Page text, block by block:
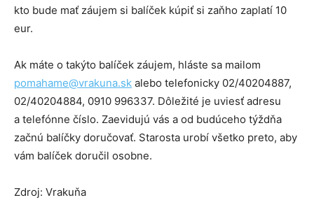
kto bude mať záujem si balíček kúpiť si zaňho zaplatí 10
eur.
Ak máte o takýto balíček záujem, hláste sa mailom
pomahame@vrakuna.sk alebo telefonicky 02/40204887,
02/40204884, 0910 996337. Dôležité je uviesť adresu
a telefónne číslo. Zaevidujú vás a od budúceho týždňa
začnú balíčky doručovať. Starosta urobí všetko preto, aby
vám balíček doručil osobne.
Zdroj: Vrakuňa